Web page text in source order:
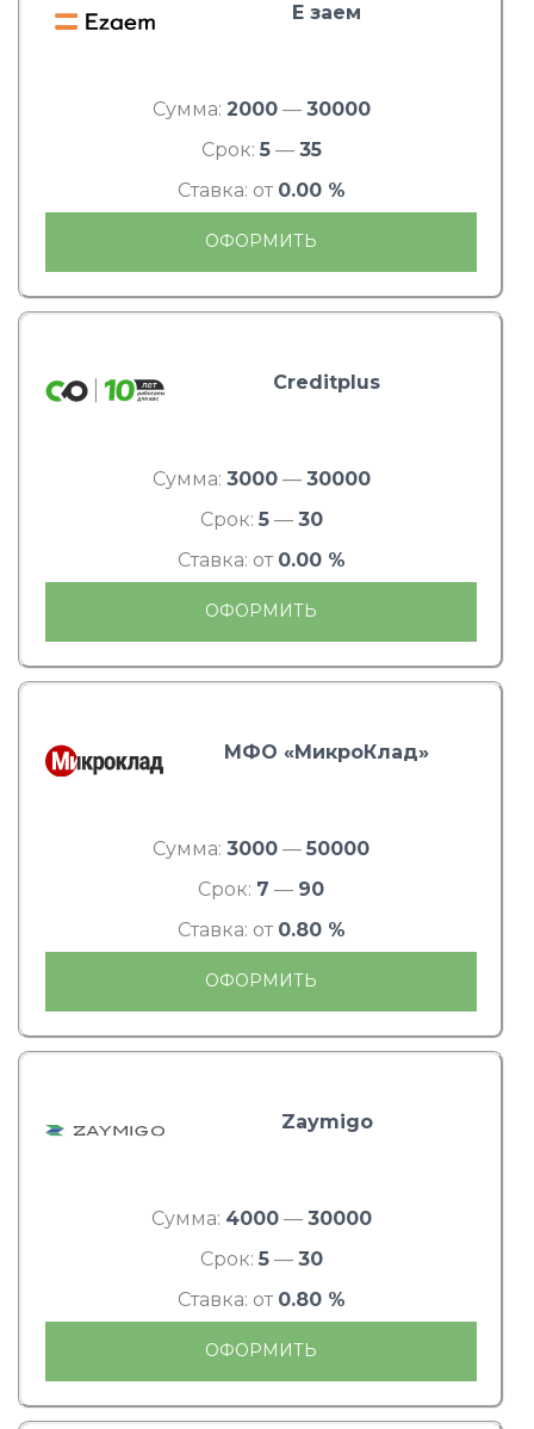
Е заем
Сумма: 2000— 30000
Срок: 5— 35
Ставка: от 0.00 %
ОФОРМИТЬ
Creditplus
Сумма: 3000— 30000
Срок: 5— 30
Ставка: от 0.00 %
ОФОРМИТЬ
МФО «МикроКлад»
Сумма: 3000 — 50000
Срок: 7 — 90
Ставка: от 0.80 %
ОФОРМИТЬ
Zaymigo
Сумма: 4000— 30000
Срок: 5— 30
Ставка: от 0.80 %
ОФОРМИТЬ